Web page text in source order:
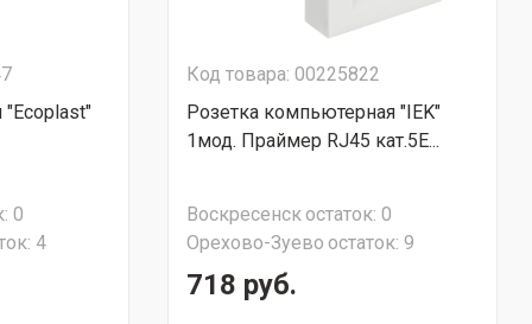
"Ecoplast"
0
4
Код товара: 00225822
Розетка компьютерная "IEK"
1мод. Праймер RJ45 кат.5E...
Воскресенскостаток: 0
Орехово-Зуево остаток: 9
718 руб.